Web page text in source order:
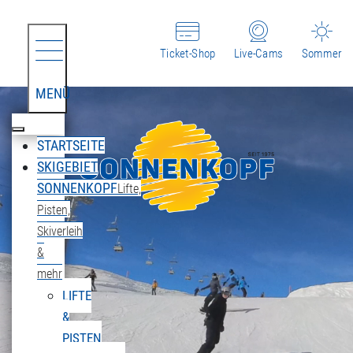
MENÜ
STARTSEITE
SKIGEBIET
SONNENKOPFLifte,
Pisten,
Skiverleih
&
mehr
LIFTE
&
PISTEN
Sommer
Live-Cams
Ticket-Shop